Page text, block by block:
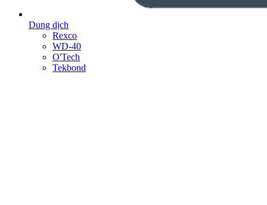
Dung dịch
Rexco
WD-40
O'Tech
Tekbond